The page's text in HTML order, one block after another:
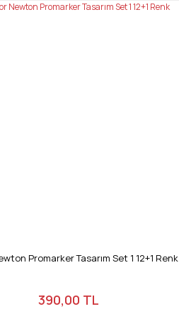
Promarker Tasarım Set 1 12+1 Renk
390,00 TL